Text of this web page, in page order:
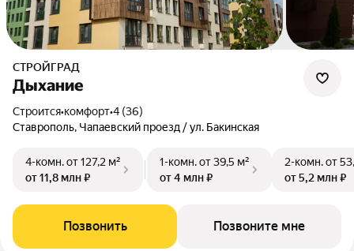
СТРОЙГРАД
Дыхание
Строится•комфорт•4 (36)
Ставрополь, Чапаевский проезд / ул. Бакинская
4-комн.от 127,2 м²
от 11,8 млн ₽
1-комн.от 39,5 м²
от 4 млн ₽
2-комн.от
от 5,2 млн ₽
Позвонить Позвоните мне